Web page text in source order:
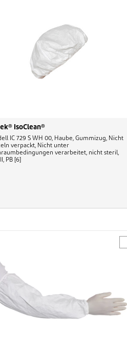
IsoClean®
IC 729 S WH 00, Haube, Gummizug, Nicht
verpackt, Nicht unter
verarbeitet, nicht steril,
PB [6]